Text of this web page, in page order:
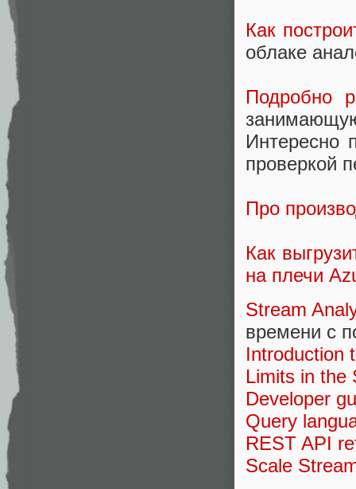
Как
облаке
Подробно
Интересно
проверкой
Про
Как
на плечи
Stream
времени с
Introduction
Limits in the
Developer
Query
REST API
Scale